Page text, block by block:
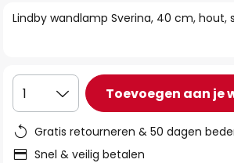
de
Lindby wandlamp Sverina, 40 cm, hout,
1 Toevoegen aan je
Gratis retourneren & 50 dagen
Snel & veilig betalen